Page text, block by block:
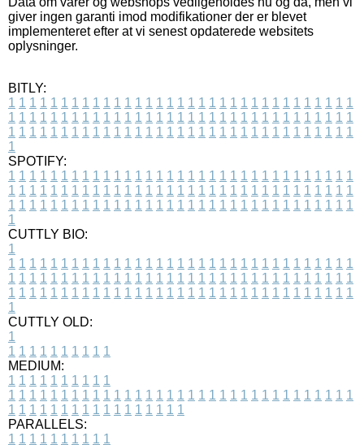
giver ingen garanti imod modifikationer der er blevet
implementeret efter at vi senest opdaterede websitets
oplysninger.
BITLY:
1 1 1 1 1 1 1 1 1 1 1 1 1 1 1 1 1 1 1 1 1 1 1 1 1 1 1 1 1 1 1 1 1
1 1 1 1 1 1 1 1 1 1 1 1 1 1 1 1 1 1 1 1 1 1 1 1 1 1 1 1 1 1 1 1 1
1 1 1 1 1 1 1 1 1 1 1 1 1 1 1 1 1 1 1 1 1 1 1 1 1 1 1 1 1 1 1 1 1
1
SPOTIFY:
1 1 1 1 1 1 1 1 1 1 1 1 1 1 1 1 1 1 1 1 1 1 1 1 1 1 1 1 1 1 1 1 1
1 1 1 1 1 1 1 1 1 1 1 1 1 1 1 1 1 1 1 1 1 1 1 1 1 1 1 1 1 1 1 1 1
1 1 1 1 1 1 1 1 1 1 1 1 1 1 1 1 1 1 1 1 1 1 1 1 1 1 1 1 1 1 1 1 1
1
CUTTLY BIO:
1
1 1 1 1 1 1 1 1 1 1 1 1 1 1 1 1 1 1 1 1 1 1 1 1 1 1 1 1 1 1 1 1 1
1 1 1 1 1 1 1 1 1 1 1 1 1 1 1 1 1 1 1 1 1 1 1 1 1 1 1 1 1 1 1 1 1
1 1 1 1 1 1 1 1 1 1 1 1 1 1 1 1 1 1 1 1 1 1 1 1 1 1 1 1 1 1 1 1 1
1
CUTTLY OLD:
1
1 1 1 1 1 1 1 1 1 1
MEDIUM:
1 1 1 1 1 1 1 1 1 1
1 1 1 1 1 1 1 1 1 1 1 1 1 1 1 1 1 1 1 1 1 1 1 1 1 1 1 1 1 1 1 1 1
1 1 1 1 1 1 1 1 1 1 1 1 1 1 1 1 1
PARALLELS:
1 1 1 1 1 1 1 1 1 1